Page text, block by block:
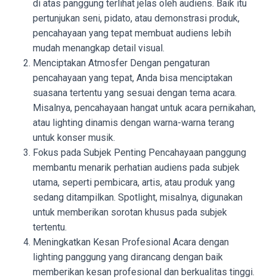
di atas panggung terlihat jelas oleh audiens. Baik itu
pertunjukan seni, pidato, atau demonstrasi produk,
pencahayaan yang tepat membuat audiens lebih
mudah menangkap detail visual.
Menciptakan Atmosfer Dengan pengaturan
pencahayaan yang tepat, Anda bisa menciptakan
suasana tertentu yang sesuai dengan tema acara.
Misalnya, pencahayaan hangat untuk acara pernikahan,
atau lighting dinamis dengan warna-warna terang
untuk konser musik.
Fokus pada Subjek Penting Pencahayaan panggung
membantu menarik perhatian audiens pada subjek
utama, seperti pembicara, artis, atau produk yang
sedang ditampilkan. Spotlight, misalnya, digunakan
untuk memberikan sorotan khusus pada subjek
tertentu.
Meningkatkan Kesan Profesional Acara dengan
lighting panggung yang dirancang dengan baik
memberikan kesan profesional dan berkualitas tinggi.